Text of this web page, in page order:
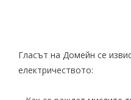
Гласът на Домейн се
електричеството: